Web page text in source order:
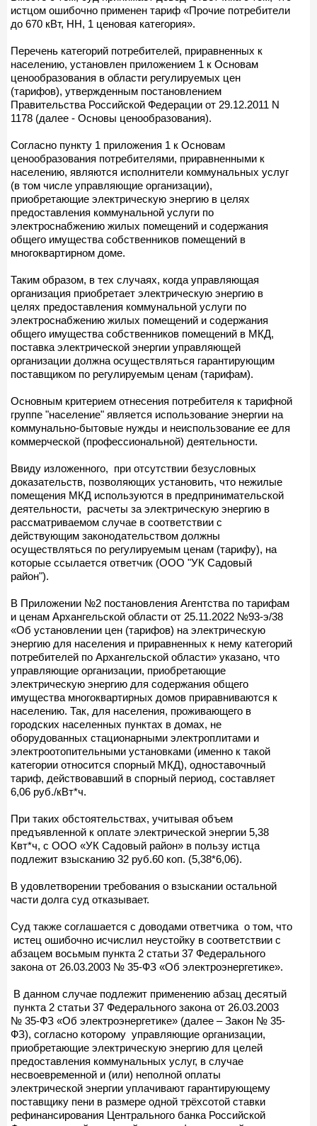
истцом ошибочно применен тариф «Прочие потребители
до 670 кВт, НН, 1 ценовая категория».
Перечень категорий потребителей, приравненных к
населению, установлен приложением 1 к Основам
ценообразования в области регулируемых цен
(тарифов), утвержденным постановлением
Правительства Российской Федерации от 29.12.2011 N
1178 (далее - Основы ценообразования).
Согласно пункту 1 приложения 1 к Основам
ценообразования потребителями, приравненными к
населению, являются исполнители коммунальных услуг
(в том числе управляющие организации),
приобретающие электрическую энергию в целях
предоставления коммунальной услуги по
электроснабжению жилых помещений и содержания
общего имущества собственников помещений в
многоквартирном доме.
Таким образом, в тех случаях, когда управляющая
организация приобретает электрическую энергию в
целях предоставления коммунальной услуги по
электроснабжению жилых помещений и содержания
общего имущества собственников помещений в МКД,
поставка электрической энергии управляющей
организации должна осуществляться гарантирующим
поставщиком по регулируемым ценам (тарифам).
Основным критерием отнесения потребителя к тарифной
группе "население" является использование энергии на
коммунально-бытовые нужды и неиспользование ее для
коммерческой (профессиональной) деятельности.
Ввиду изложенного, при отсутствии безусловных
доказательств, позволяющих установить, что нежилые
помещения МКД используются в предпринимательской
деятельности, расчеты за электрическую энергию в
рассматриваемом случае в соответствии с
действующим законодательством должны
осуществляться по регулируемым ценам (тарифу), на
которые ссылается ответчик (ООО "УК Садовый
район").
В Приложении №2 постановления Агентства по тарифам
и ценам Архангельской области от 25.11.2022 №93-э/38
«Об установлении цен (тарифов) на электрическую
энергию для населения и приравненных к нему категорий
потребителей по Архангельской области» указано, что
управляющие организации, приобретающие
электрическую энергию для содержания общего
имущества многоквартирных домов приравниваются к
населению. Так, для населения, проживающего в
городских населенных пунктах в домах, не
оборудованных стационарными электроплитами и
электроотопительными установками (именно к такой
категории относится спорный МКД), одноставочный
тариф, действовавший в спорный период, составляет
6,06 руб./кВт*ч.
При таких обстоятельствах, учитывая объем
предъявленной к оплате электрической энергии 5,38
Квт*ч, с ООО «УК Садовый район» в пользу истца
подлежит взысканию 32 руб.60 коп. (5,38*6,06).
В удовлетворении требования о взыскании остальной
части долга суд отказывает.
Суд также соглашается с доводами ответчика о том, что
истец ошибочно исчислил неустойку в соответствии с
абзацем восьмым пункта 2 статьи 37 Федерального
закона от 26.03.2003 № 35-ФЗ «Об электроэнергетике».
В данном случае подлежит применению абзац десятый
пункта 2 статьи 37 Федерального закона от 26.03.2003
№ 35-ФЗ «Об электроэнергетике» (далее – Закон № 35-
ФЗ), согласно которому управляющие организации,
приобретающие электрическую энергию для целей
предоставления коммунальных услуг, в случае
несвоевременной и (или) неполной оплаты
электрической энергии уплачивают гарантирующему
поставщику пени в размере одной трёхсотой ставки
рефинансирования Центрального банка Российской